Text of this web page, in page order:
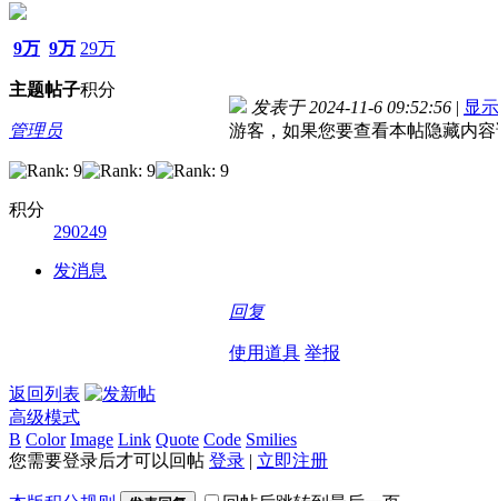
9万
主题
9万
帖子
29万
积分
管理员
积分
290249
发消息
发表于 2024-11-6 09:52:56 | 显
游客，如果您要查看本帖隐藏内
回复
使用道具 举报
返回列表
高级模式
B Color Image Link Quote Code Smilies
您需要登录后才可以回帖 登录 | 立即注册